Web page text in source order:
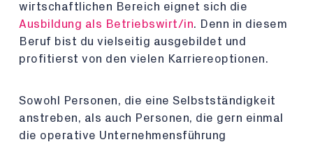
wirtschaftlichen Bereich eignet sich die
Ausbildung als Betriebswirt/in. Denn in diesem
Beruf bist du vielseitig ausgebildet und
profitierst von den vielen Karriereoptionen.
Sowohl Personen, die eine Selbstständigkeit
anstreben, als auch Personen, die gern einmal
die operative Unternehmensführung